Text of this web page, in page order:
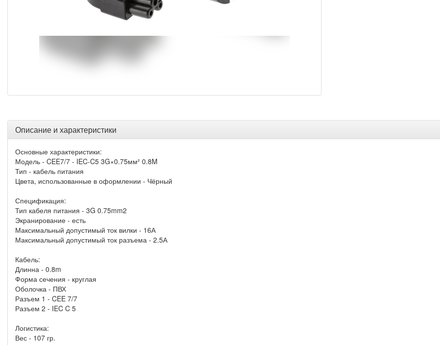
Описание и характеристики
Основные характеристики:
Модель - CEE7/7 - IEC-C5 3G×0.75мм² 0.8M
Тип - кабель питания
Цвета, использованные в оформлении - Чёрный
Спецификация:
Тип кабеля питания - 3G 0.75mm2
Экранирование - есть
Максимальный допустимый ток вилки - 16А
Максимальный допустимый ток разъема - 2.5А
Кабель:
Длинна - 0.8m
Форма сечения - круглая
Оболочка - ПВХ
Разъем 1 - CEE 7/7
Разъем 2 - IEC C 5
Логистика:
Вес - 107 гр.